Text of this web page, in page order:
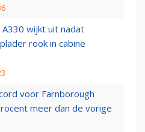
A330 wijkt uit nadat
rook in cabine
voor Farnborough
meer dan de vorige